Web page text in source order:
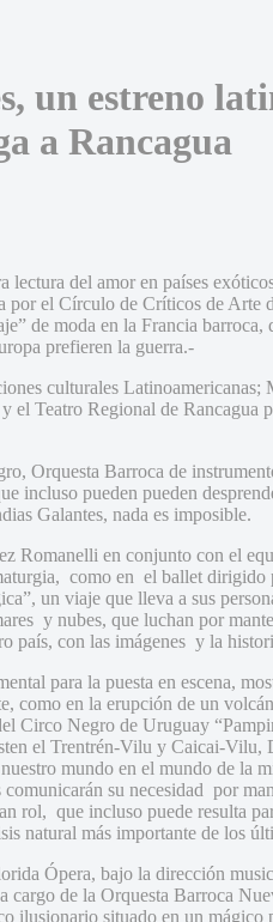
un estreno
a Rancagua
lectura del amor en países
por el Círculo de Críticos de Arte
de moda en la Francia barroca,
prefieren la guerra.-
culturales
el Teatro Regional de Rancagua
Orquesta Barroca de
incluso pueden pueden
Galantes, nada es imposible.
Romanelli en conjunto con el
como en el ballet
un viaje que lleva a sus
y nubes, que luchan por
país, con las imágenes y la
para la puesta en escena,
como en la erupción de un
Circo Negro de Uruguay
el Trentrén-Vilu y Caicai-
mundo en el mundo de la
su necesidad por
rol, que incluso puede resulta
natural más importante de los
Ópera, bajo la dirección
cargo de la Orquesta Barroca
ilusionario situado en un mágico